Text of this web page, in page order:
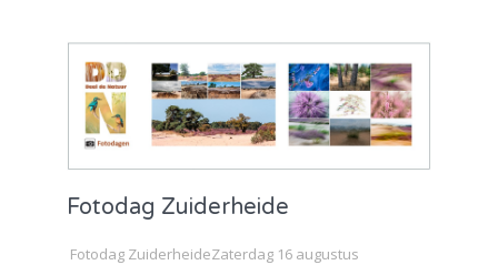
Fotodag Zuiderheide
Fotodag ZuiderheideZaterdag 16 augustus